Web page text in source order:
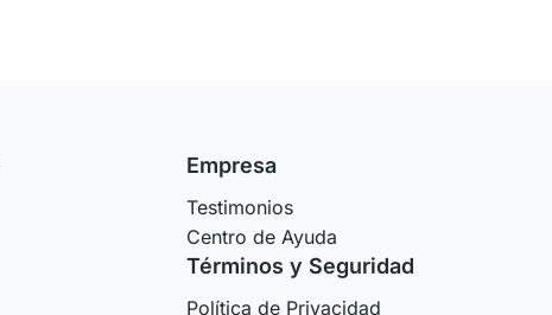
Empresa
Testimonios
Centro de Ayuda
Términos y Seguridad
Política de Privacidad